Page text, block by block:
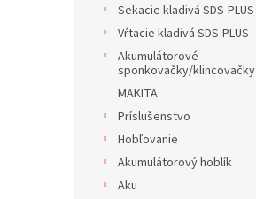
Sekacie kladivá SDS-PLUS
Vŕtacie kladivá SDS-PLUS
Akumulátorové
sponkovačky/klincovačky
MAKITA
Príslušenstvo
Hobľovanie
Akumulátorový hoblík
Aku